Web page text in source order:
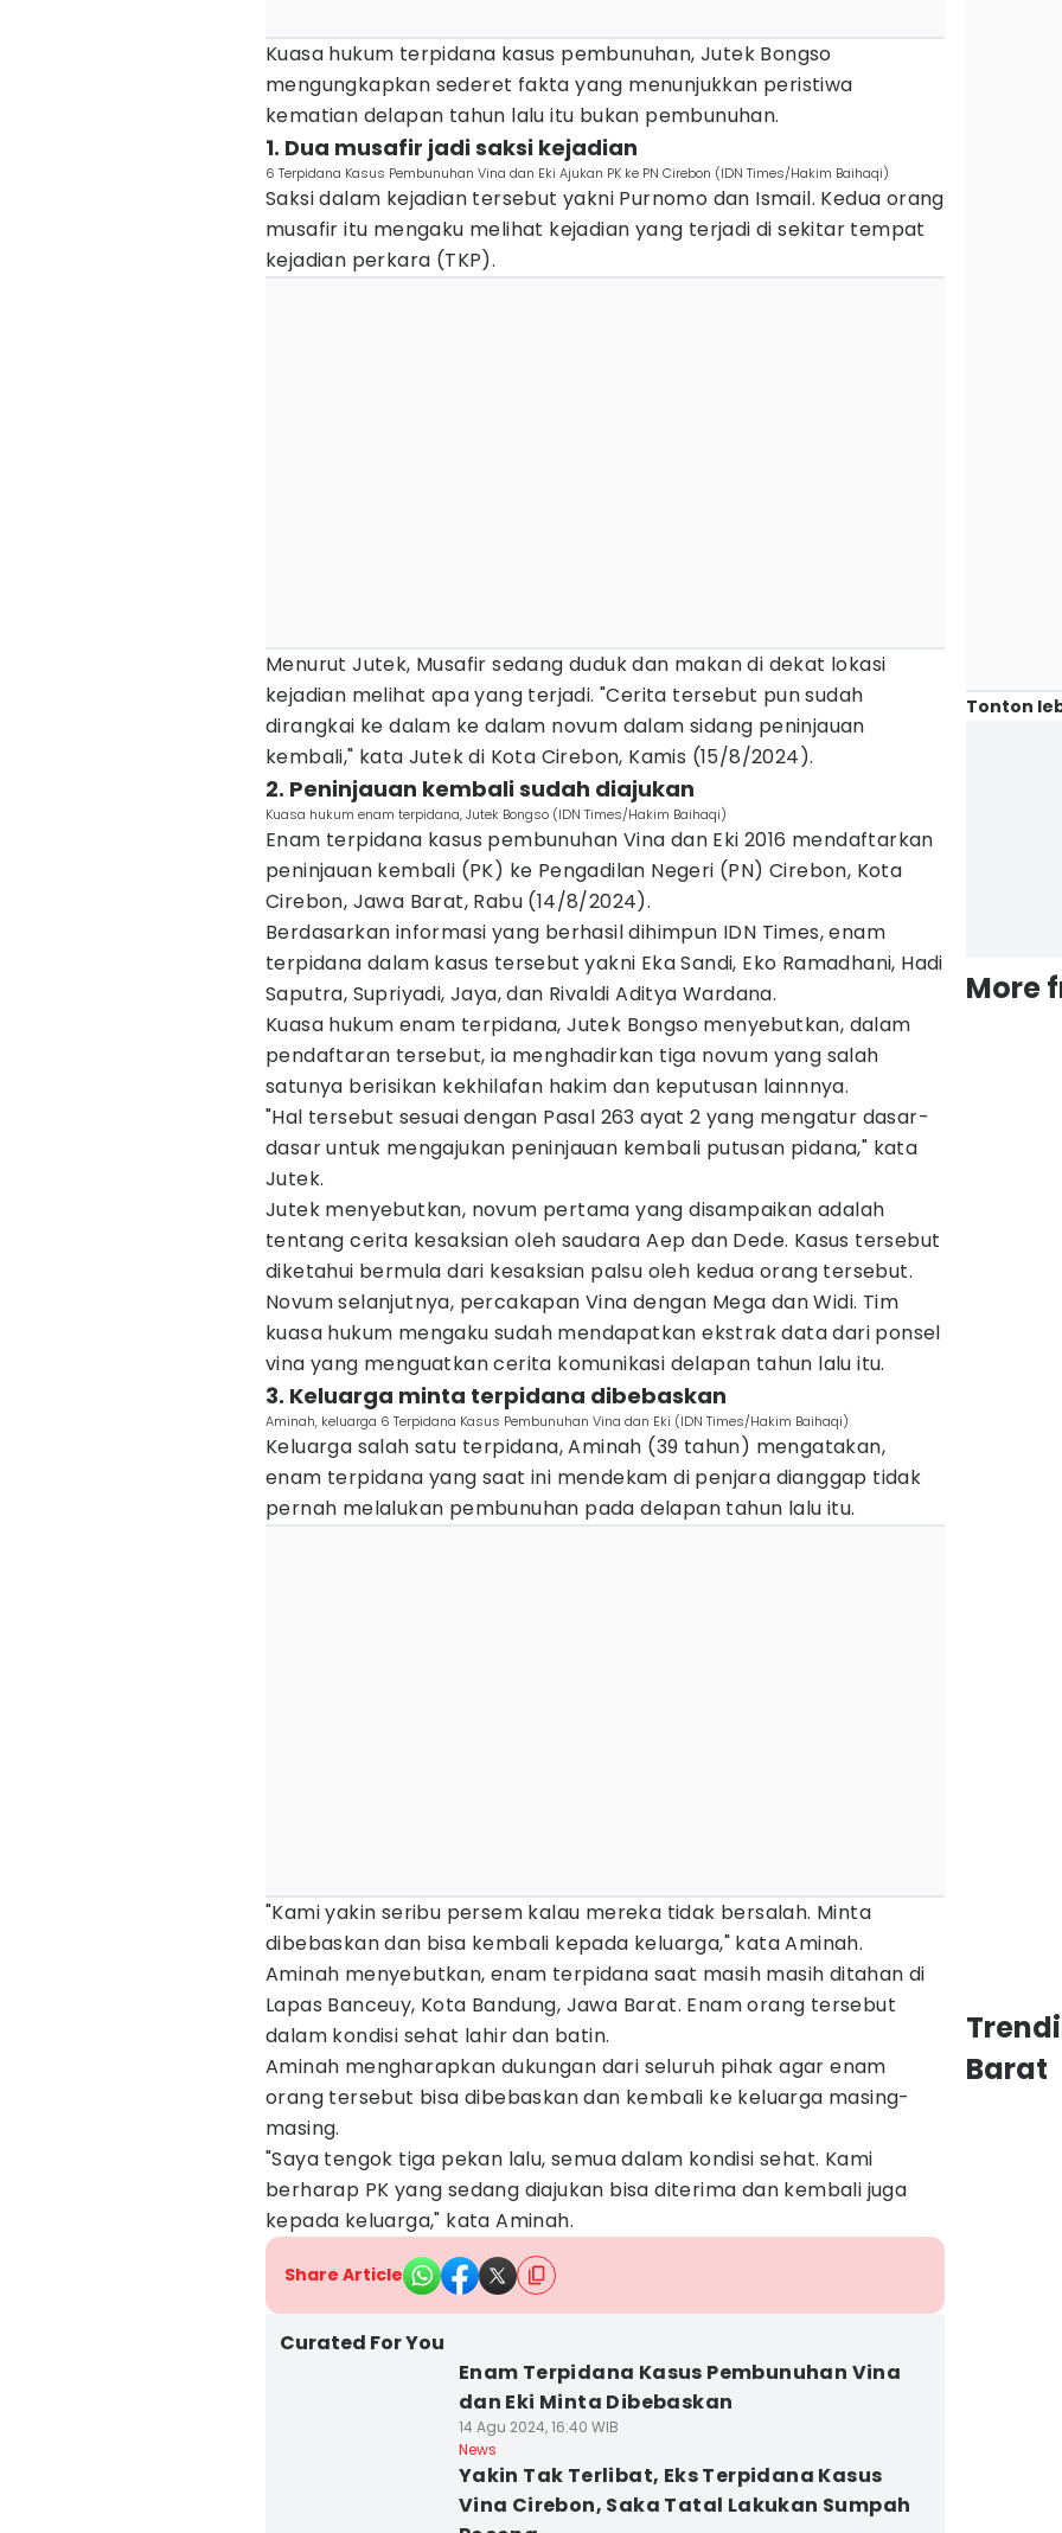
Kuasa hukum terpidana kasus pembunuhan, Jutek Bongso
mengungkapkan sederet fakta yang menunjukkan peristiwa
kematian delapan tahun lalu itu bukan pembunuhan.
1. Dua musafir jadi saksi kejadian
6 Terpidana Kasus Pembunuhan Vina dan Eki Ajukan PK ke PN Cirebon (IDN Times/Hakim Baihaqi)
Saksi dalam kejadian tersebut yakni Purnomo dan Ismail. Kedua orang
musafir itu mengaku melihat kejadian yang terjadi di sekitar tempat
kejadian perkara (TKP).
Menurut Jutek, Musafir sedang duduk dan makan di dekat lokasi
kejadian melihat apa yang terjadi. "Cerita tersebut pun sudah
dirangkai ke dalam ke dalam novum dalam sidang peninjauan
kembali," kata Jutek di Kota Cirebon, Kamis (15/8/2024).
2. Peninjauan kembali sudah diajukan
Kuasa hukum enam terpidana, Jutek Bongso (IDN Times/Hakim Baihaqi)
Enam terpidana kasus pembunuhan Vina dan Eki 2016 mendaftarkan
peninjauan kembali (PK) ke Pengadilan Negeri (PN) Cirebon, Kota
Cirebon, Jawa Barat, Rabu (14/8/2024).
Berdasarkan informasi yang berhasil dihimpun IDN Times, enam
terpidana dalam kasus tersebut yakni Eka Sandi, Eko Ramadhani, Hadi
Saputra, Supriyadi, Jaya, dan Rivaldi Aditya Wardana.
Kuasa hukum enam terpidana, Jutek Bongso menyebutkan, dalam
pendaftaran tersebut, ia menghadirkan tiga novum yang salah
satunya berisikan kekhilafan hakim dan keputusan lainnnya.
"Hal tersebut sesuai dengan Pasal 263 ayat 2 yang mengatur dasar-
dasar untuk mengajukan peninjauan kembali putusan pidana," kata
Jutek.
Jutek menyebutkan, novum pertama yang disampaikan adalah
tentang cerita kesaksian oleh saudara Aep dan Dede. Kasus tersebut
diketahui bermula dari kesaksian palsu oleh kedua orang tersebut.
Novum selanjutnya, percakapan Vina dengan Mega dan Widi. Tim
kuasa hukum mengaku sudah mendapatkan ekstrak data dari ponsel
vina yang menguatkan cerita komunikasi delapan tahun lalu itu.
3. Keluarga minta terpidana dibebaskan
Aminah, keluarga 6 Terpidana Kasus Pembunuhan Vina dan Eki (IDN Times/Hakim Baihaqi)
Keluarga salah satu terpidana, Aminah (39 tahun) mengatakan,
enam terpidana yang saat ini mendekam di penjara dianggap tidak
pernah melalukan pembunuhan pada delapan tahun lalu itu.
"Kami yakin seribu persem kalau mereka tidak bersalah. Minta
dibebaskan dan bisa kembali kepada keluarga," kata Aminah.
Aminah menyebutkan, enam terpidana saat masih masih ditahan di
Lapas Banceuy, Kota Bandung, Jawa Barat. Enam orang tersebut
dalam kondisi sehat lahir dan batin.
Aminah mengharapkan dukungan dari seluruh pihak agar enam
orang tersebut bisa dibebaskan dan kembali ke keluarga masing-
masing.
"Saya tengok tiga pekan lalu, semua dalam kondisi sehat. Kami
berharap PK yang sedang diajukan bisa diterima dan kembali juga
kepada keluarga," kata Aminah.
Share Article
Curated For You
Enam Terpidana Kasus Pembunuhan Vina
dan Eki Minta Dibebaskan
14 Agu 2024, 16:40 WIB
News
Yakin Tak Terlibat, Eks Terpidana Kasus
Vina Cirebon, Saka Tatal Lakukan Sumpah
Tonton
More
Barat